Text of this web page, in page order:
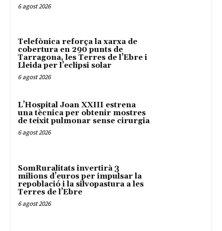
6 agost 2026
Telefònica reforça la xarxa de
cobertura en 290 punts de
Tarragona, les Terres de l’Ebre i
Lleida per l’eclipsi solar
6 agost 2026
L’Hospital Joan XXIII estrena
una tècnica per obtenir mostres
de teixit pulmonar sense cirurgia
6 agost 2026
SomRuralitats invertirà 3
milions d’euros per impulsar la
repoblació i la silvopastura a les
Terres de l’Ebre
6 agost 2026